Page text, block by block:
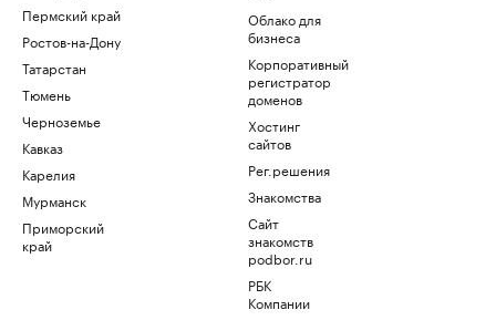
Пермский край
Ростов-на-Дону
Татарстан
Тюмень
Черноземье
Кавказ
Карелия
Мурманск
Приморский
край
Облако для
бизнеса
Корпоративный
регистратор
доменов
Хостинг
сайтов
Рег.решения
Знакомства
Сайт
знакомств
podbor.ru
РБК
Компании